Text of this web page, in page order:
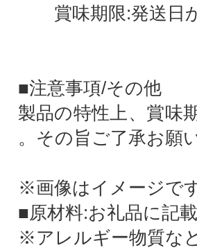
賞味期限:発送日
■注意事項/その他
製品の特性上、賞味
。その旨ご了承お願
※画像はイメージです
■原材料:お礼品に記載
※アレルギー物質な